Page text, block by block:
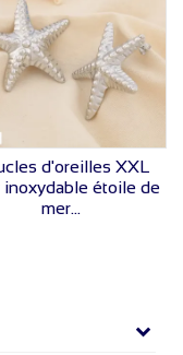
VOIR LE PRIX
d'oreilles XXL
inoxydable étoile de
mer...